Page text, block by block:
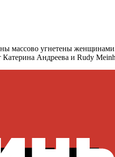
массово угнетены
Катерина Андреева и Rudy